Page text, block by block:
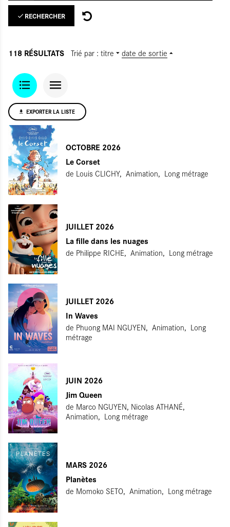
RECHERCHER
118 RÉSULTATS Trié par : titre date de sortie
EXPORTER LA LISTE
OCTOBRE 2026
Le Corset
de Louis CLICHY Animation Long métrage
JUILLET 2026
La fille dans les nuages
de Philippe RICHE Animation Long métrage
JUILLET 2026
In Waves
de Phuong MAI NGUYEN Animation
Long
métrage
JUIN 2026
Jim Queen
de Marco NGUYEN, Nicolas ATHANÉ
Animation
Long métrage
MARS 2026
Planètes
de Momoko SETO Animation Long métrage